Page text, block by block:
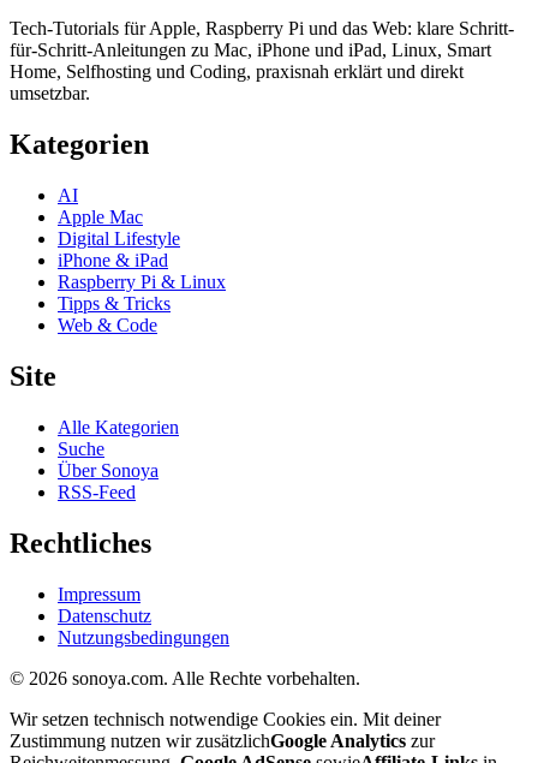
Tech-Tutorials für Apple, Raspberry Pi und das Web: klare Schritt-
für-Schritt-Anleitungen zu Mac, iPhone und iPad, Linux, Smart
Home, Selfhosting und Coding, praxisnah erklärt und direkt
umsetzbar.
Kategorien
AI
Apple Mac
Digital Lifestyle
iPhone & iPad
Raspberry Pi & Linux
Tipps & Tricks
Web & Code
Site
Alle Kategorien
Suche
Über Sonoya
RSS-Feed
Rechtliches
Impressum
Datenschutz
Nutzungsbedingungen
© 2026 sonoya.com. Alle Rechte vorbehalten.
Wir setzen technisch notwendige Cookies ein. Mit deiner
Zustimmung nutzen wir zusätzlichGoogle Analytics zur